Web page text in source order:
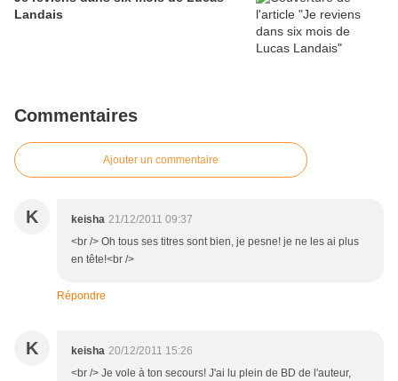
Landais
Commentaires
Ajouter un commentaire
K keisha 21/12/2011 09:37
<br /> Oh tous ses titres sont bien, je pesne! je ne les ai plus
en tête!<br />
Répondre
K keisha 20/12/2011 15:26
<br /> Je vole à ton secours! J'ai lu plein de BD de l'auteur,